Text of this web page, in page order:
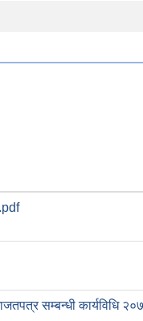
सम्बन्धी कार्यविधि